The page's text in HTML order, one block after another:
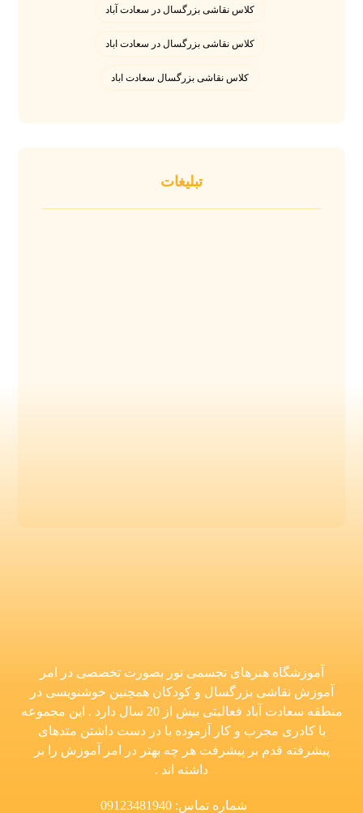
کلاس نقاشی بزرگسال در سعادت آباد
کلاس نقاشی بزرگسال در سعادت اباد
کلاس نقاشی بزرگسال سعادت اباد
تبلیغات
آموزشگاه هنرهای تجسمی نور بصورت تخصصی در امر
آموزش نقاشی بزرگسال و کودکان همچنین خوشنویسی در
منطقه سعادت آباد فعالیتی بیش از 20 سال دارد . این مجموعه
با کادری مجرب و کار آزموده با در دست داشتن متدهای
پیشرفته قدم بر پیشرفت هر چه بهتر در امر آموزش را بر
داشته اند .
شماره تماس: 09123481940